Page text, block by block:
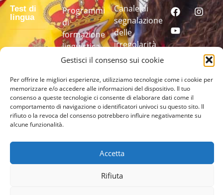
Gestisci il consenso sui cookie
Per offrire le migliori esperienze, utilizziamo tecnologie come i cookie per
memorizzare e/o accedere alle informazioni del dispositivo. Il tuo
consenso a queste tecnologie ci consente di elaborare dati come il
comportamento di navigazione o identificatori univoci su questo sito. Il
rifiuto o la revoca del consenso potrebbero influire negativamente su
alcune funzionalità.
Accetta
Rifiuta
Test di
lingua
Fai il nostro
scoprire il
tuo livello
FAI IL
TEST
Programmi
di
formazione
linguistica
su misura
Canale di
segnalazione
delle
irregolarità